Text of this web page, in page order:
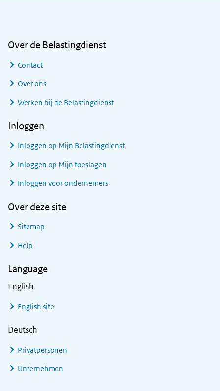
Over de Belastingdienst
Contact
Over ons
Werken bij de Belastingdienst
Inloggen
Inloggen op Mijn Belastingdienst
Inloggen op Mijn toeslagen
Inloggen voor ondernemers
Over deze site
Sitemap
Help
Language
English
English site
Deutsch
Privatpersonen
Unternehmen